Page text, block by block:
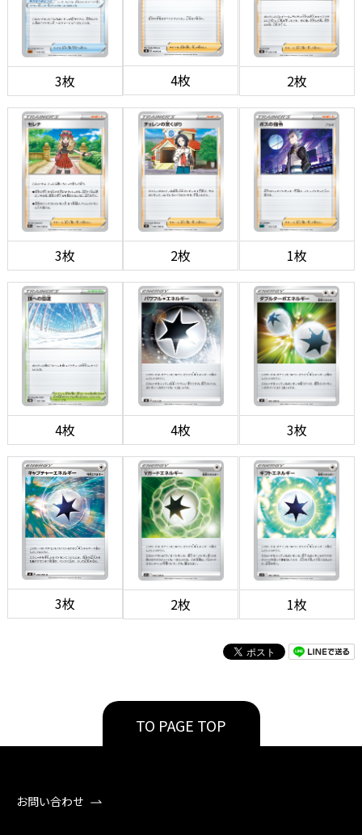
3枚 4枚 2枚
3枚 2枚 1枚
4枚 4枚 3枚
3枚 2枚 1枚
TO PAGE TOP
お問い合わせ